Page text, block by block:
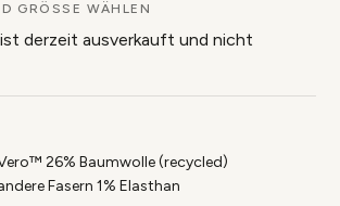
GRÖSSE WÄHLEN
derzeit ausverkauft und nicht
26% Baumwolle (recycled)
Fasern 1% Elasthan